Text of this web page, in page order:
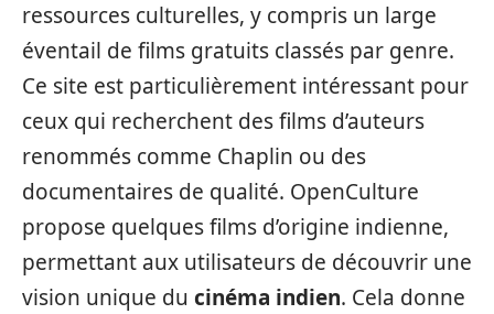
ressources culturelles, y compris un large
éventail de films gratuits classés par genre.
Ce site est particulièrement intéressant pour
ceux qui recherchent des films d’auteurs
renommés comme Chaplin ou des
documentaires de qualité. OpenCulture
propose quelques films d’origine indienne,
permettant aux utilisateurs de découvrir une
vision unique du cinéma indien. Cela donne